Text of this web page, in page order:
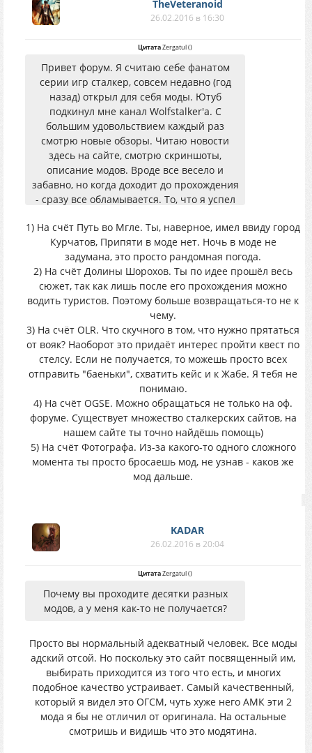
TheVeteranoid
26.02.2016 в 16:30
ЦитатаZergatul()
Привет форум. Я считаю себе фанатом
серии игр сталкер, совсем недавно (год
назад) открыл для себя моды. Ютуб
подкинул мне канал Wolfstalker'a. С
большим удовольствием каждый раз
смотрю новые обзоры. Читаю новости
здесь на сайте, смотрю скриншоты,
описание модов. Вроде все весело и
забавно, но когда доходит до прохождения
- сразу все обламывается. То, что я успел
Путь во мгле. Классный мод. Дошел до
припяти, а у меня ночь (наверное это так
задумано). Как-то неочень то весело
бегать в темноте, мало что видно. Я забил
на этом месте. Допроходить до конца
желания нет.
Долина шорохов. Тоже классный мод.
Прошел не помню до куда, вроде почти
весь сюжет. Поводил туристов - и больше
не возвращался, скучно.
Oblivion Lost Remake 2.5. Везде мобы
бегают табунами, локи очень огромные.
На кордоне вообще жесть, бегаешь
прячешься от вояк. Нужно по квесту
сганять к Жабе, но это занимает полчаса.
Скучная беготня, нет желания продолжать
играть.
увидеть, я словил постоянный вылет в
одной точке. На офф форуме мне никто не
собирается помогать (даже мой пост не
сначала? Это опять бегать по тем же
локам и квестам час или больше. Нет,
спасибо. Так же забил.
хотя я много не успел побегать. На
стартовой локе на заброшенной фабрике
какие-то контролеры или что там хз,
непонятно. Как его убить - не знаю.
Сложно. Может и не стоит его трогать
(хотя там походу инструменты для
техника). Может еще поиграю, а может и
нет.
1) На счёт Путь во Мгле. Ты, наверное, имел ввиду город
Курчатов, Припяти в моде нет. Ночь в моде не
задумана, это просто рандомная погода.
2) На счёт Долины Шорохов. Ты по идее прошёл весь
сюжет, так как лишь после его прохождения можно
водить туристов. Поэтому больше возвращаться-то не к
чему.
3) На счёт OLR. Что скучного в том, что нужно прятаться
от вояк? Наоборот это придаёт интерес пройти квест по
стелсу. Если не получается, то можешь просто всех
отправить "баеньки", схватить кейс и к Жабе. Я тебя не
понимаю.
4) На счёт OGSE. Можно обращаться не только на оф.
форуме. Существует множество сталкерских сайтов, на
нашем сайте ты точно найдёшь помощь)
5) На счёт Фотографа. Из-за какого-то одного сложного
момента ты просто бросаешь мод, не узнав - каков же
мод дальше.
KADAR
26.02.2016 в 20:04
ЦитатаZergatul()
Почему вы проходите десятки разных
модов, а у меня как-то не получается?
Просто вы нормальный адекватный человек. Все моды
адский отсой. Но поскольку это сайт посвященный им,
выбирать приходится из того что есть, и многих
подобное качество устраивает. Самый качественный,
который я видел это ОГСМ, чуть хуже него АМК эти 2
мода я бы не отличил от оригинала. На остальные
смотришь и видишь что это модятина.